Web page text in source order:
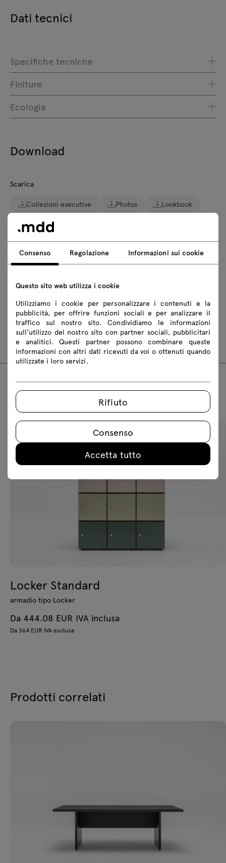
Dati tecnici
Specifiche tecniche
Finiture
Ecologia
Download
Scarica
Collezioni esecutive Photos
Lookbook
Catalogo
Scarica i modelli 3D di tutti i simboli della collezione
skp
Istruzioni di montaggio
MIT22 MIT35
Prodotti consigliati
Locker Standard
armadio tipo Locker
Da 444.08 EUR IVA inclusa
Da 364 EUR IVA esclusa
Prodotti correlati
Consenso Regolazione Informazioni sui cookie
Questo sito web utilizza i cookie
Utilizziamo i cookie per personalizzare i contenuti e la
pubblicità, per offrire funzioni sociali e per analizzare il
traffico sul nostro sito. Condividiamo le informazioni
sull'utilizzo del nostro sito con partner sociali, pubblicitari
e analitici. Questi partner possono combinare queste
informazioni con altri dati ricevuti da voi o ottenuti quando
utilizzate i loro servizi.
Rifiuto
Consenso
Accetta tutto